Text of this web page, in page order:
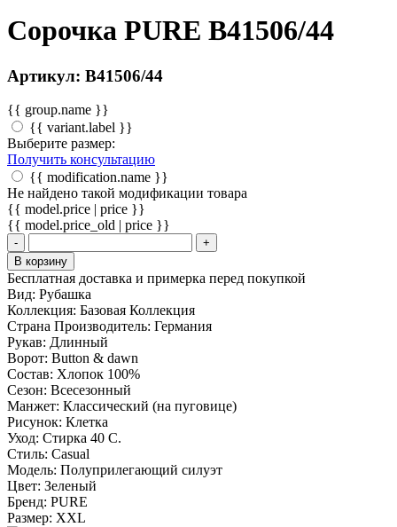
Сорочка PURE B41506/44
Артикул: B41506/44
{{ group.name }}
{{ variant.label }}
Выберите размер:
Получить консультацию
{{ modification.name }}
Не найдено такой модификации товара
{{ model.price | price }}
{{ model.price_old | price }}
-
+
В корзину
Бесплатная доставка и примерка перед покупкой
Вид: Рубашка
Коллекция: Базовая Коллекция
Страна Производитель: Германия
Рукав: Длинный
Ворот: Button & dawn
Состав: Хлопок 100%
Сезон: Всесезонный
Манжет: Классический (на пуговице)
Рисунок: Клетка
Уход: Стирка 40 С.
Стиль: Casual
Модель: Полуприлегающий силуэт
Цвет: Зеленый
Бренд: PURE
Размер: XXL